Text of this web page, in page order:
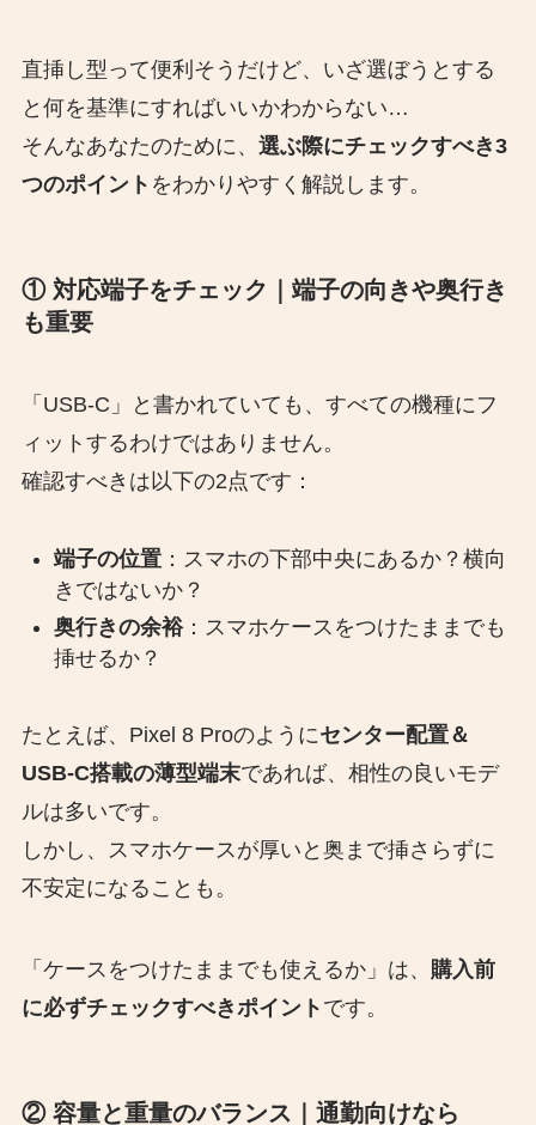
直挿し型って便利そうだけど、いざ選ぼうとする
と何を基準にすればいいかわからない…
そんなあなたのために、 選ぶ際にチェックすべき3
つのポイント をわかりやすく解説します。
① 対応端子をチェック｜端子の向きや奥行き
も重要
「USB-C」と書かれていても、すべての機種にフ
ィットするわけではありません。
確認すべきは以下の2点です：
端子の位置：スマホの下部中央にあるか？横向
きではないか？
奥行きの余裕：スマホケースをつけたままでも
挿せるか？
たとえば、Pixel 8 Proのようにセンター配置＆
USB-C搭載の薄型端末であれば、相性の良いモデ
ルは多いです。
しかし、スマホケースが厚いと奥まで挿さらずに
不安定になることも。
「ケースをつけたままでも使えるか」は、 購入前
に必ずチェックすべきポイント です。
② 容量と重量のバランス｜通勤向けなら